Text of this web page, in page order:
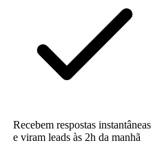
Recebem respostas instantâneas
e viram leads às 2h da manhã